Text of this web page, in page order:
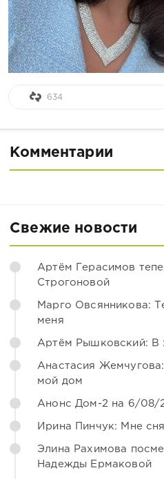
634
Комментарии
Свежие новости
Артём Герасимов
Строгоновой
Марго Овсянникова:
меня
Артём Рышковский: В
Анастасия
мой дом
Анонс Дом-2 на 6/08/
Ирина Пинчук: Мне
Элина Рахимова
Надежды Ермаковой